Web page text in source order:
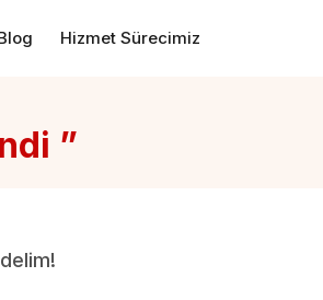
Hizmet Sürecimiz
”